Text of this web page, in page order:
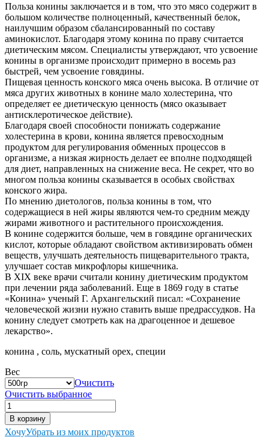
Польза конины заключается и в том, что это мясо содержит в
большом количестве полноценный, качественный белок,
наилучшим образом сбалансированный по составу
аминокислот. Благодаря этому конина по праву считается
диетическим мясом. Специалисты утверждают, что усвоение
конины в организме происходит примерно в восемь раз
быстрей, чем усвоение говядины.
Пищевая ценность конского мяса очень высока. В отличие от
мяса других животных в конине мало холестерина, что
определяет ее диетическую ценность (мясо оказывает
антисклеротическое действие).
Благодаря своей способности понижать содержание
холестерина в крови, конина является превосходным
продуктом для регулирования обменных процессов в
организме, а низкая жирность делает ее вполне подходящей
для диет, направленных на снижение веса. Не секрет, что во
многом польза конины сказывается в особых свойствах
конского жира.
По мнению диетологов, польза конины в том, что
содержащиеся в ней жиры являются чем-то средним между
жирами животного и растительного происхождения.
В конине содержится больше, чем в говядине органических
кислот, которые обладают свойством активизировать обмен
веществ, улучшать деятельность пищеварительного тракта,
улучшает состав микрофлоры кишечника.
В ХIХ веке врачи считали конину диетическим продуктом
при лечении ряда заболеваний. Еще в 1869 году в статье
«Конина» ученый Г. Архангельский писал: «Сохранение
человеческой жизни нужно ставить выше предрассудков. На
конину следует смотреть как на драгоценное и дешевое
лекарство».
конина , соль, мускатный орех, специи
Вес
Очистить
Очистить выбранное
Количество
товара
Конина
рубленная,
В корзину
ХочуУбрать из моих продуктов